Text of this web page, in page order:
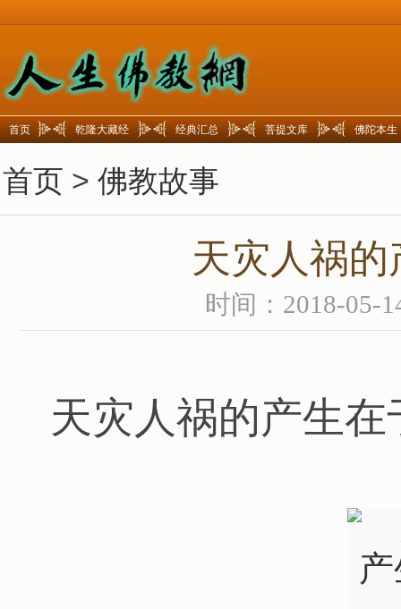
首页 乾隆大藏经 经典汇总 菩提文库 佛陀本生
首页 > 佛教故事
天灾人祸
时间：2018-05-
天灾人祸的产生